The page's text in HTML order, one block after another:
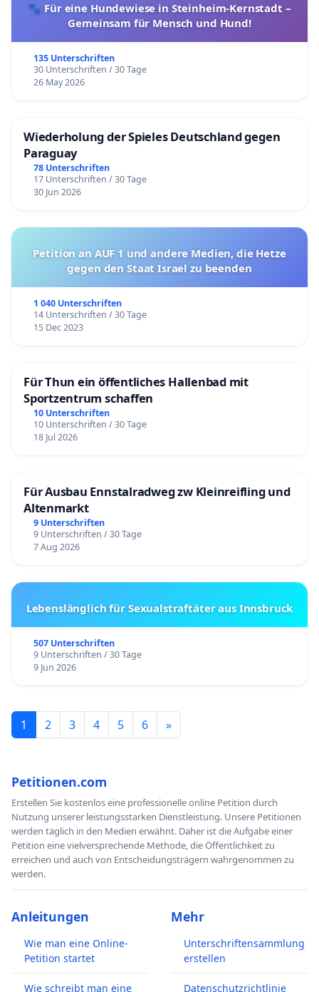
🐾 Für eine Hundewiese in Steinheim-Kernstadt –
Gemeinsam für Mensch und Hund!
135 Unterschriften
30 Unterschriften / 30 Tage
26 May 2026
Wiederholung der Spieles Deutschland gegen
Paraguay
78 Unterschriften
17 Unterschriften / 30 Tage
30 Jun 2026
Petition an AUF 1 und andere Medien, die Hetze
gegen den Staat Israel zu beenden
1 040 Unterschriften
14 Unterschriften / 30 Tage
15 Dec 2023
Für Thun ein öffentliches Hallenbad mit
Sportzentrum schaffen
10 Unterschriften
10 Unterschriften / 30 Tage
18 Jul 2026
Für Ausbau Ennstalradweg zw Kleinreifling und
Altenmarkt
9 Unterschriften
9 Unterschriften / 30 Tage
7 Aug 2026
Lebenslänglich für Sexualstraftäter aus Innsbruck
507 Unterschriften
9 Unterschriften / 30 Tage
9 Jun 2026
1 2 3 4 5 6 »
Petitionen.com
Erstellen Sie kostenlos eine professionelle online Petition durch
Nutzung unserer leistungsstarken Dienstleistung. Unsere Petitionen
werden täglich in den Medien erwähnt. Daher ist die Aufgabe einer
Petition eine vielversprechende Methode, die Öffentlichkeit zu
erreichen und auch von Entscheidungsträgern wahrgenommen zu
werden.
Anleitungen
Wie man eine Online-
Petition startet
Wie schreibt man eine
Mehr
Unterschriftensammlung
erstellen
Datenschutzrichtlinie